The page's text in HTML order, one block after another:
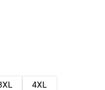
4XL